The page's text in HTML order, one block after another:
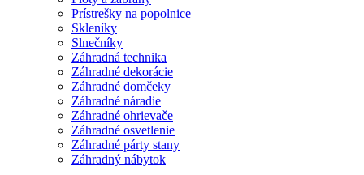
Prístrešky na popolnice
Skleníky
Slnečníky
Záhradná technika
Záhradné dekorácie
Záhradné domčeky
Záhradné náradie
Záhradné ohrievače
Záhradné osvetlenie
Záhradné párty stany
Záhradný nábytok